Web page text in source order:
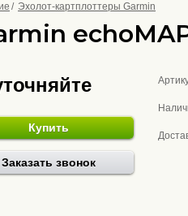
Эхолот-картплоттеры Garmin
Купить
Заказать звонок